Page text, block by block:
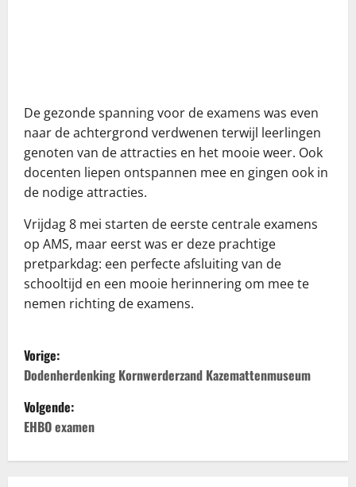
De gezonde spanning voor de examens was even
naar de achtergrond verdwenen terwijl leerlingen
genoten van de attracties en het mooie weer. Ook
docenten liepen ontspannen mee en gingen ook in
de nodige attracties.
Vrijdag 8 mei starten de eerste centrale examens
op AMS, maar eerst was er deze prachtige
pretparkdag: een perfecte afsluiting van de
schooltijd en een mooie herinnering om mee te
nemen richting de examens.
B
e
r
Vorige:
Dodenherdenking Kornwerderzand Kazemattenmuseum
Volgende:
EHBO examen